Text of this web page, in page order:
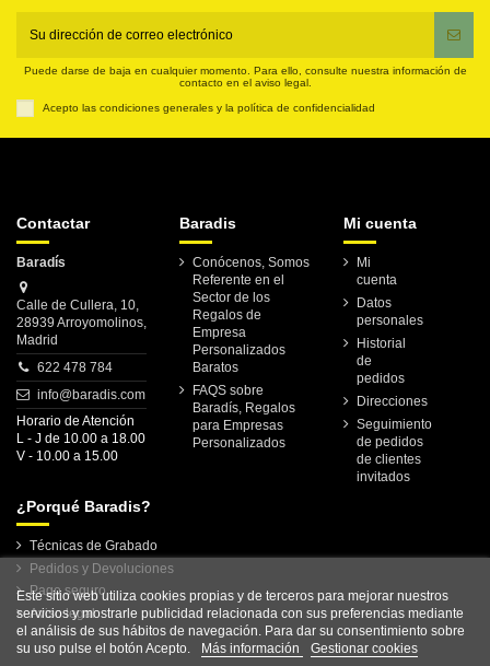
Puede darse de baja en cualquier momento. Para ello, consulte nuestra información de
contacto en el aviso legal.
Acepto las condiciones generales y la política de confidencialidad
Contactar
Baradís
Calle de Cullera, 10,
28939 Arroyomolinos,
Madrid
622 478 784
info@baradis.com
Horario de Atención
L - J de 10.00 a 18.00
V - 10.00 a 15.00
Baradis
Conócenos, Somos
Referente en el
Sector de los
Regalos de
Empresa
Personalizados
Baratos
FAQS sobre
Baradís, Regalos
para Empresas
Personalizados
Mi cuenta
Mi
cuenta
Datos
personales
Historial
de
pedidos
Direcciones
Seguimiento
de pedidos
de clientes
invitados
¿Porqué Baradis?
Técnicas de Grabado
Pedidos y Devoluciones
Pago seguro
Aviso legal
Este sitio web utiliza cookies propias y de terceros para mejorar nuestros
servicios y mostrarle publicidad relacionada con sus preferencias mediante
el análisis de sus hábitos de navegación. Para dar su consentimiento sobre
su uso pulse el botón Acepto.
Más información Gestionar cookies